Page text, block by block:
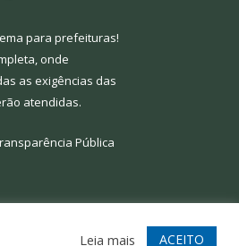
para prefeituras!
onde
as exigências das
atendidas.
Pública
Acessar Webmail
Leia mais ACEITO